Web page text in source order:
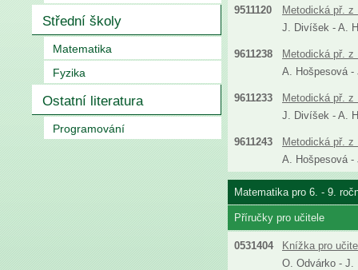
Střední školy
Matematika
Fyzika
Ostatní literatura
Programování
9511120
Metodická př.
J. Divíšek - A.
9611238
Metodická př.
A. Hošpesová
9611233
Metodická př.
J. Divíšek - A.
9611243
Metodická př.
A. Hošpesová
Matematika pro 6. - 9.
Příručky pro učitele
0531404
Knížka pro
O. Odvárko - J.